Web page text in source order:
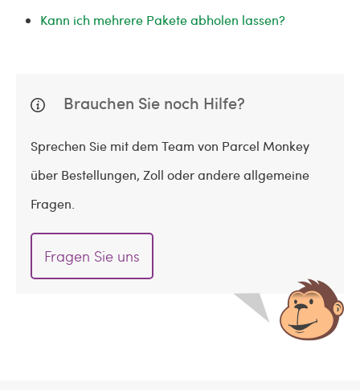
Kann ich mehrere Pakete abholen lassen?
Brauchen Sie noch Hilfe?
Sprechen Sie mit dem Team von Parcel Monkey
über Bestellungen, Zoll oder andere allgemeine
Fragen.
Fragen Sie uns